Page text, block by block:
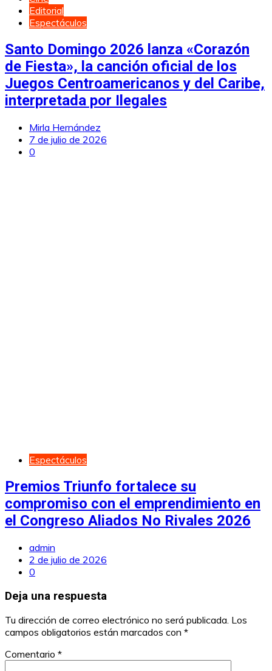
Editorial
Espectáculos
Santo Domingo 2026 lanza «Corazón
de Fiesta», la canción oficial de los
Juegos Centroamericanos y del Caribe,
interpretada por Ilegales
Mirla Hernández
7 de julio de 2026
0
Espectáculos
Premios Triunfo fortalece su
compromiso con el emprendimiento en
el Congreso Aliados No Rivales 2026
admin
2 de julio de 2026
0
Deja una respuesta
Tu dirección de correo electrónico no será publicada. Los
campos obligatorios están marcados con *
Comentario *